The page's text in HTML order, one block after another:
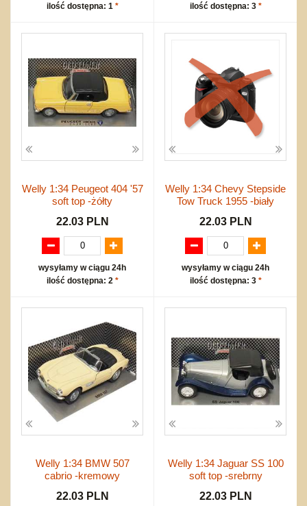
ilość dostępna: 1 *
ilość dostępna: 3 *
Welly 1:34 Peugeot 404 '57
soft top -żółty
22.03 PLN
wysyłamy w ciągu 24h
ilość dostępna: 2 *
Welly 1:34 Chevy Stepside
Tow Truck 1955 -biały
22.03 PLN
wysyłamy w ciągu 24h
ilość dostępna: 3 *
Welly 1:34 BMW 507
cabrio -kremowy
22.03 PLN
Welly 1:34 Jaguar SS 100
soft top -srebrny
22.03 PLN